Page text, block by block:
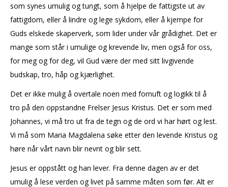
som synes umulig og tungt, som å hjelpe de fattigste ut av
fattigdom, eller å lindre og lege sykdom, eller å kjempe for
Guds elskede skaperverk, som lider under vår grådighet. Det er
mange som står i umulige og krevende liv, men også for oss,
for meg og for deg, vil Gud være der med sitt livgivende
budskap, tro, håp og kjærlighet.
Det er ikke mulig å overtale noen med fornuft og logikk til å
tro på den oppstandne Frelser Jesus Kristus. Det er som med
Johannes, vi må tro ut fra de tegn og de ord vi har hørt og lest.
Vi må som Maria Magdalena søke etter den levende Kristus og
høre når vårt navn blir nevnt og blir sett.
Jesus er oppstått og han lever. Fra denne dagen av er det
umulig å lese verden og livet på samme måten som før. Alt er